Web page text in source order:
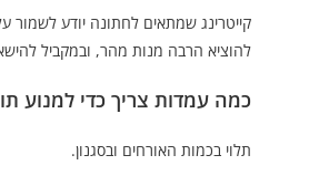
קייטרינג שמתאים לחתונה יודע לשמור
להוציא הרבה מנות מהר, ובמקביל
כמה עמדות צריך כדי למנוע
תלוי בכמות האורחים ובסגנון.